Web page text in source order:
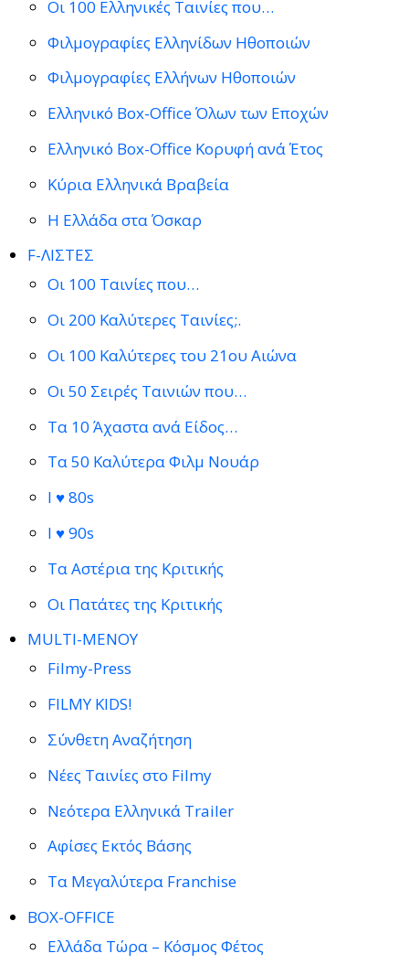
Οι 100 Ελληνικές Ταινίες που…
Φιλμογραφίες Ελληνίδων Ηθοποιών
Φιλμογραφίες Ελλήνων Ηθοποιών
Ελληνικό Box-Office Όλων των Εποχών
Ελληνικό Box-Office Κορυφή ανά Έτος
Κύρια Ελληνικά Βραβεία
Η Ελλάδα στα Όσκαρ
F-ΛΙΣΤΕΣ
Οι 100 Ταινίες που…
Οι 200 Καλύτερες Ταινίες;.
Οι 100 Καλύτερες του 21ου Αιώνα
Οι 50 Σειρές Ταινιών που…
Τα 10 Άχαστα ανά Είδος…
Τα 50 Καλύτερα Φιλμ Νουάρ
I ♥ 80s
I ♥ 90s
Τα Αστέρια της Κριτικής
Οι Πατάτες της Κριτικής
MULTI-ΜΕΝΟΥ
Filmy-Press
FILMY KIDS!
Σύνθετη Αναζήτηση
Νέες Ταινίες στο Filmy
Νεότερα Ελληνικά Trailer
Αφίσες Εκτός Βάσης
Τα Μεγαλύτερα Franchise
BOX-OFFICE
Ελλάδα Τώρα – Κόσμος Φέτος